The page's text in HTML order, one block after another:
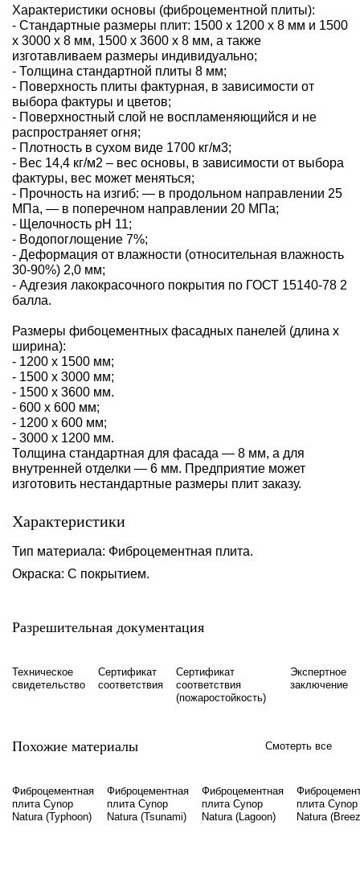
Характеристики основы (фиброцементной плиты):
- Стандартные размеры плит: 1500 х 1200 x 8 мм и 1500
x 3000 x 8 мм, 1500 x 3600 x 8 мм, а также
изготавливаем размеры индивидуально;
- Толщина стандартной плиты 8 мм;
- Поверхность плиты фактурная, в зависимости от
выбора фактуры и цветов;
- Поверхностный слой не воспламеняющийся и не
распространяет огня;
- Плотность в сухом виде 1700 кг/м3;
- Вес 14,4 кг/м2 – вес основы, в зависимости от выбора
фактуры, вес может меняться;
- Прочность на изгиб: — в продольном направлении 25
МПа, — в поперечном направлении 20 МПа;
- Щелочность pH 11;
- Водопоглощение 7%;
- Деформация от влажности (относительная влажность
30-90%) 2,0 мм;
- Адгезия лакокрасочного покрытия по ГОСТ 15140-78 2
балла.
Размеры фибоцементных фасадных панелей (длина х
ширина):
- 1200 х 1500 мм;
- 1500 х 3000 мм;
- 1500 х 3600 мм.
- 600 х 600 мм;
- 1200 х 600 мм;
- 3000 х 1200 мм.
Толщина стандартная для фасада — 8 мм, а для
внутренней отделки — 6 мм. Предприятие может
изготовить нестандартные размеры плит заказу.
Характеристики
Тип материала: Фиброцементная плита.
Окраска: С покрытием.
Разрешительная документация
Техническое
свидетельство
Сертификат
соответствия
Сертификат
соответствия
(пожаростойкость)
Экспертное
заключение
Похожие материалы Смотерть все
Фиброцементная
плита Cynop
Natura (Typhoon)
Фиброцементная
плита Cynop
Natura (Tsunami)
Фиброцементная
плита Cynop
Natura (Lagoon)
плита Cynop
Natura